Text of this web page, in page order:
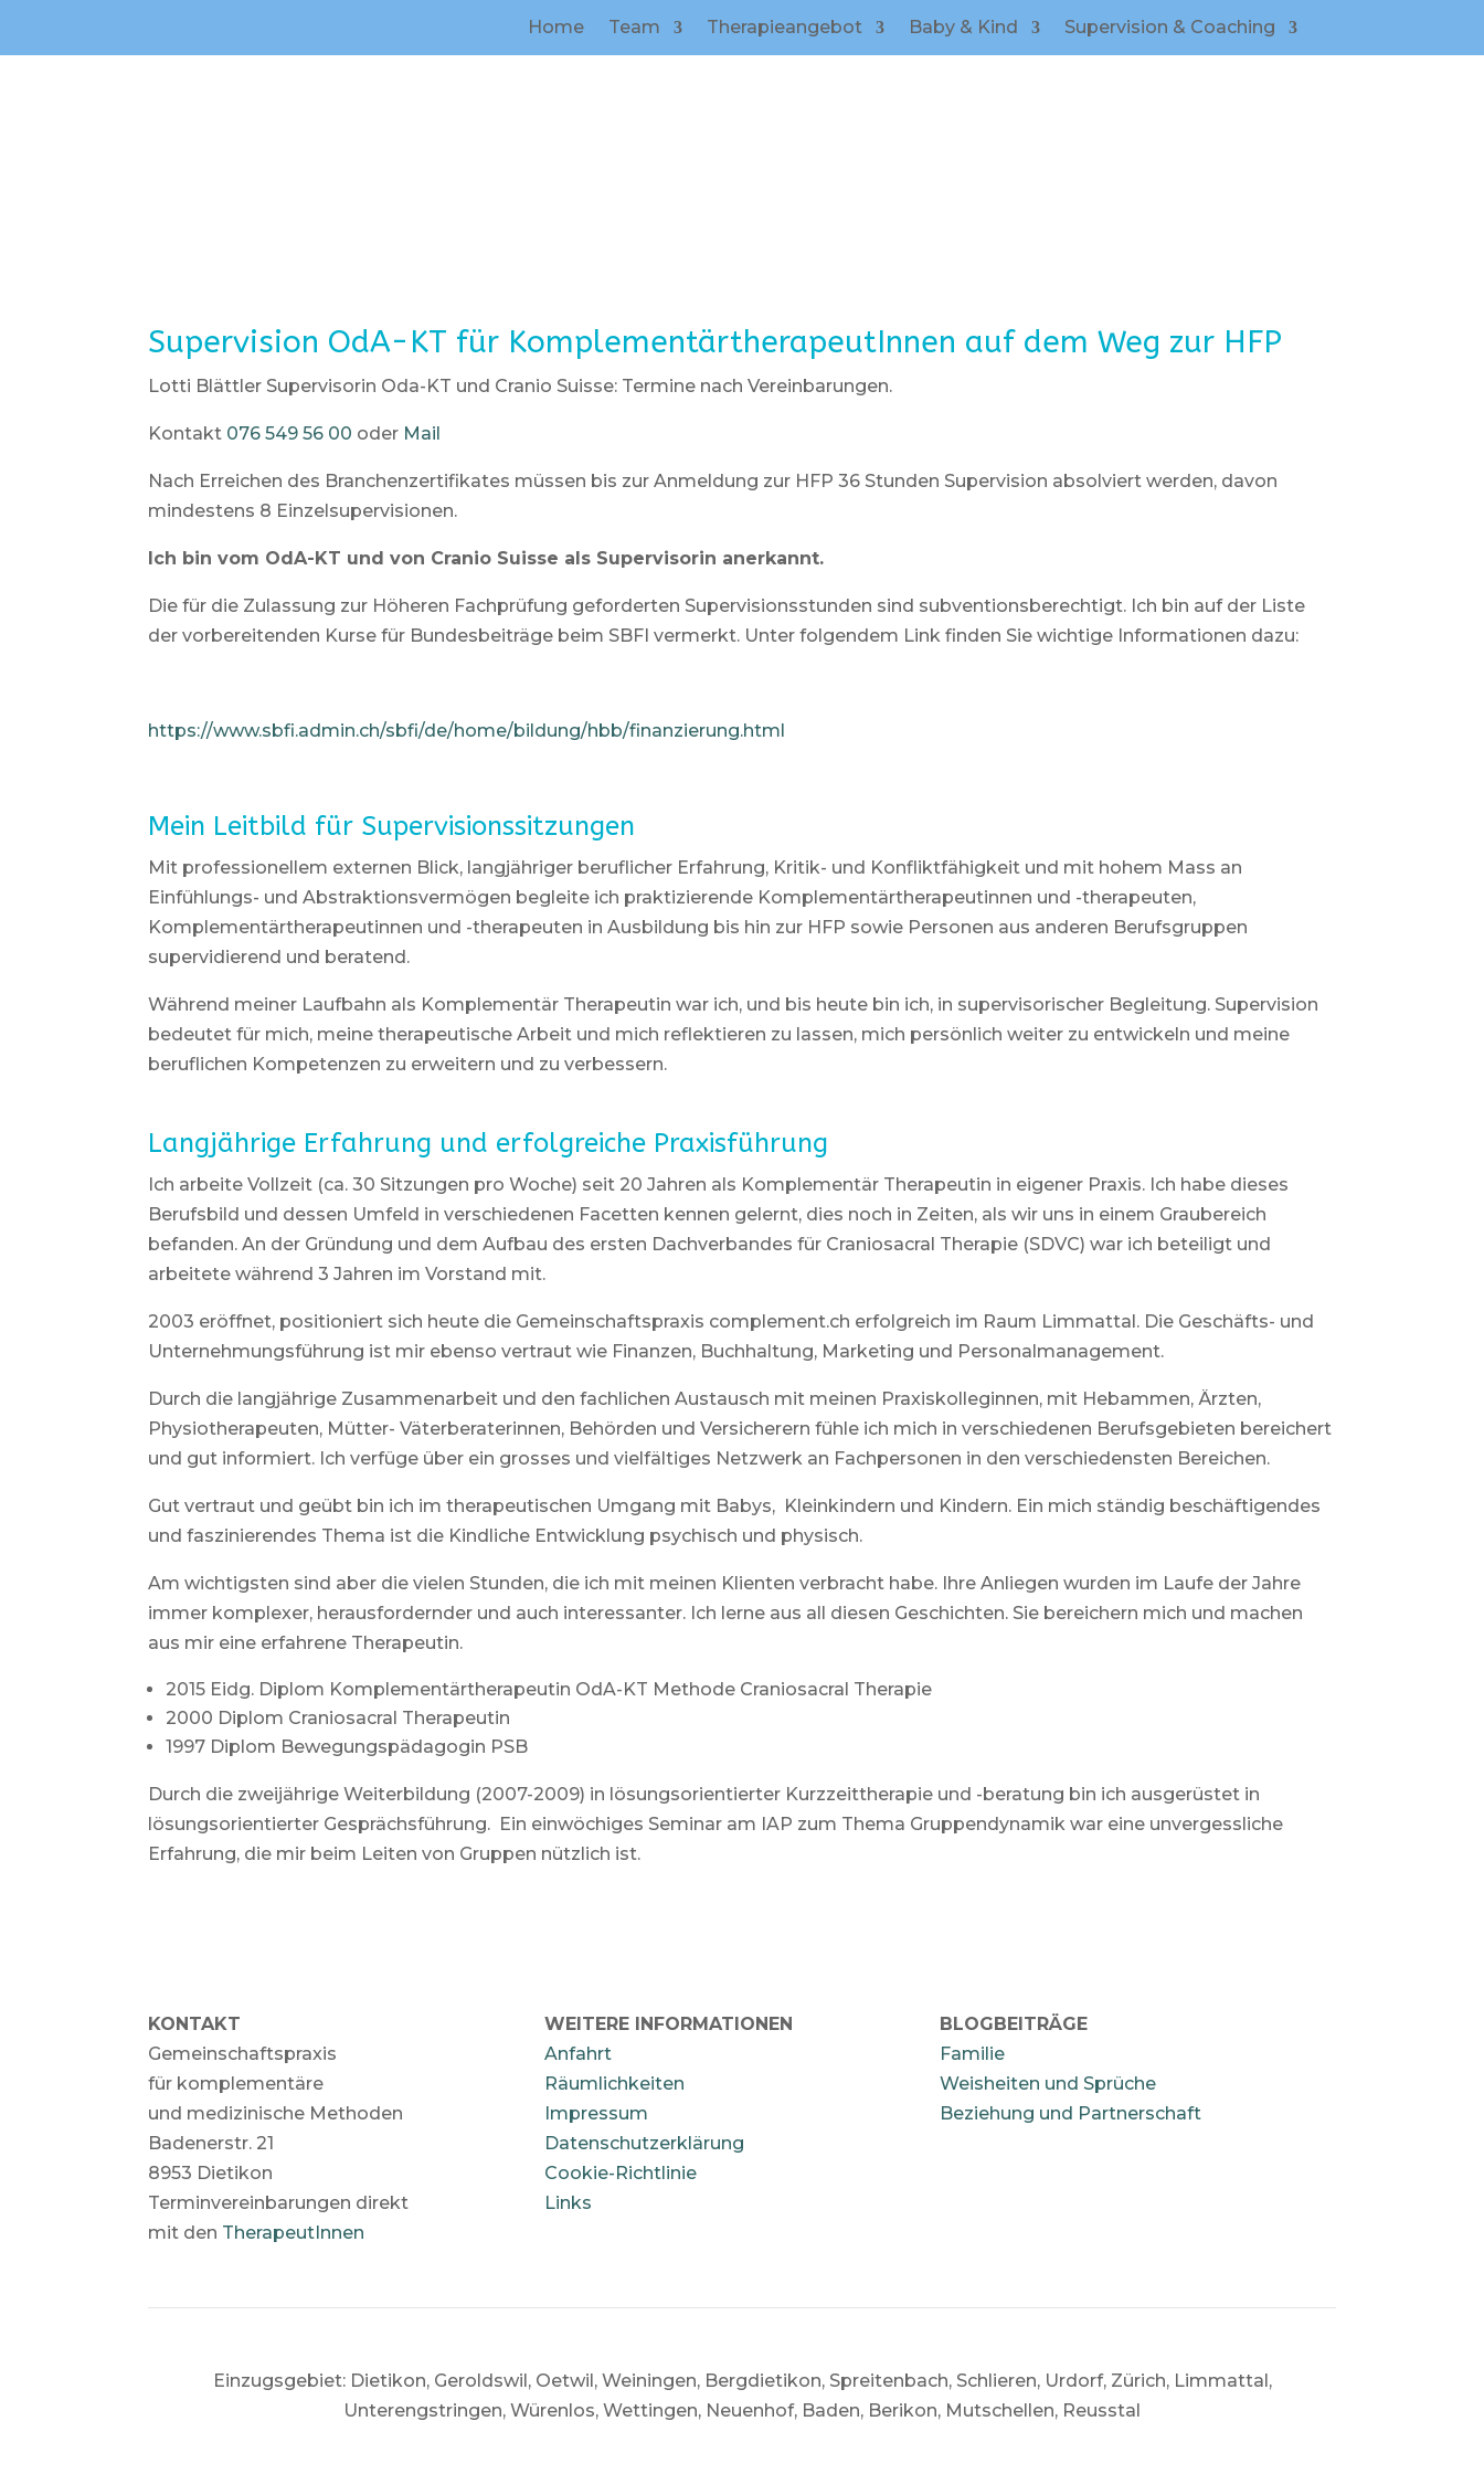
Home Team Therapieangebot Baby & Kind Supervision & Coaching
Supervision OdA-KT für KomplementärtherapeutInnen auf dem Weg zur HFP
Lotti Blättler Supervisorin Oda-KT und Cranio Suisse: Termine nach Vereinbarungen.
Kontakt 076 549 56 00 oder Mail
Nach Erreichen des Branchenzertifikates müssen bis zur Anmeldung zur HFP 36 Stunden Supervision absolviert werden, davon
mindestens 8 Einzelsupervisionen.
Ich bin vom OdA-KT und von Cranio Suisse als Supervisorin anerkannt.
Die für die Zulassung zur Höheren Fachprüfung geforderten Supervisionsstunden sind subventionsberechtigt. Ich bin auf der Liste
der vorbereitenden Kurse für Bundesbeiträge beim SBFI vermerkt. Unter folgendem Link finden Sie wichtige Informationen dazu:
https://www.sbfi.admin.ch/sbfi/de/home/bildung/hbb/finanzierung.html
Mein Leitbild für Supervisionssitzungen
Mit professionellem externen Blick, langjähriger beruflicher Erfahrung, Kritik- und Konfliktfähigkeit und mit hohem Mass an
Einfühlungs- und Abstraktionsvermögen begleite ich praktizierende Komplementärtherapeutinnen und -therapeuten,
Komplementärtherapeutinnen und -therapeuten in Ausbildung bis hin zur HFP sowie Personen aus anderen Berufsgruppen
supervidierend und beratend.
Während meiner Laufbahn als Komplementär Therapeutin war ich, und bis heute bin ich, in supervisorischer Begleitung. Supervision
bedeutet für mich, meine therapeutische Arbeit und mich reflektieren zu lassen, mich persönlich weiter zu entwickeln und meine
beruflichen Kompetenzen zu erweitern und zu verbessern.
Langjährige Erfahrung und erfolgreiche Praxisführung
Ich arbeite Vollzeit (ca. 30 Sitzungen pro Woche) seit 20 Jahren als Komplementär Therapeutin in eigener Praxis. Ich habe dieses
Berufsbild und dessen Umfeld in verschiedenen Facetten kennen gelernt, dies noch in Zeiten, als wir uns in einem Graubereich
befanden. An der Gründung und dem Aufbau des ersten Dachverbandes für Craniosacral Therapie (SDVC) war ich beteiligt und
arbeitete während 3 Jahren im Vorstand mit.
2003 eröffnet, positioniert sich heute die Gemeinschaftspraxis complement.ch erfolgreich im Raum Limmattal. Die Geschäfts- und
Unternehmungsführung ist mir ebenso vertraut wie Finanzen, Buchhaltung, Marketing und Personalmanagement.
Durch die langjährige Zusammenarbeit und den fachlichen Austausch mit meinen Praxiskolleginnen, mit Hebammen, Ärzten,
Physiotherapeuten, Mütter- Väterberaterinnen, Behörden und Versicherern fühle ich mich in verschiedenen Berufsgebieten bereichert
und gut informiert. Ich verfüge über ein grosses und vielfältiges Netzwerk an Fachpersonen in den verschiedensten Bereichen.
Gut vertraut und geübt bin ich im therapeutischen Umgang mit Babys, Kleinkindern und Kindern. Ein mich ständig beschäftigendes
und faszinierendes Thema ist die Kindliche Entwicklung psychisch und physisch.
Am wichtigsten sind aber die vielen Stunden, die ich mit meinen Klienten verbracht habe. Ihre Anliegen wurden im Laufe der Jahre
immer komplexer, herausfordernder und auch interessanter. Ich lerne aus all diesen Geschichten. Sie bereichern mich und machen
aus mir eine erfahrene Therapeutin.
2015 Eidg. Diplom Komplementärtherapeutin OdA-KT Methode Craniosacral Therapie
2000 Diplom Craniosacral Therapeutin
1997 Diplom Bewegungspädagogin PSB
Durch die zweijährige Weiterbildung (2007-2009) in lösungsorientierter Kurzzeittherapie und -beratung bin ich ausgerüstet in
lösungsorientierter Gesprächsführung. Ein einwöchiges Seminar am IAP zum Thema Gruppendynamik war eine unvergessliche
Erfahrung, die mir beim Leiten von Gruppen nützlich ist.
KONTAKT
Gemeinschaftspraxis
für komplementäre
und medizinische Methoden
Badenerstr. 21
8953 Dietikon
Terminvereinbarungen direkt
mit den TherapeutInnen
WEITERE INFORMATIONEN
Anfahrt
Räumlichkeiten
Impressum
Datenschutzerklärung
Cookie-Richtlinie
Links
BLOGBEITRÄGE
Familie
Weisheiten und Sprüche
Beziehung und Partnerschaft
Einzugsgebiet: Dietikon, Geroldswil, Oetwil, Weiningen, Bergdietikon, Spreitenbach, Schlieren, Urdorf, Zürich, Limmattal,
Unterengstringen, Würenlos, Wettingen, Neuenhof, Baden, Berikon, Mutschellen, Reusstal